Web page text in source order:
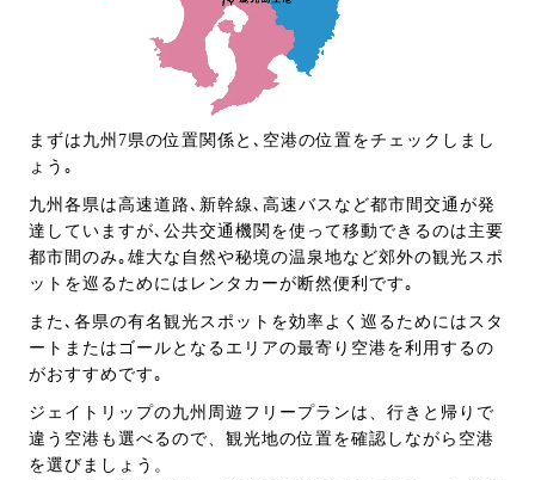
まずは九州7県の位置関係と､空港の位置をチェックしまし
ょう｡
九州各県は高速道路､新幹線､高速バスなど都市間交通が発
達していますが､公共交通機関を使って移動できるのは主要
都市間のみ｡雄大な自然や秘境の温泉地など郊外の観光スポ
ットを巡るためにはレンタカーが断然便利です｡
また､各県の有名観光スポットを効率よく巡るためにはスタ
ートまたはゴールとなるエリアの最寄り空港を利用するの
がおすすめです｡
ジェイトリップの九州周遊フリープランは、行きと帰りで
違う空港も選べるので、観光地の位置を確認しながら空港
を選びましょう。